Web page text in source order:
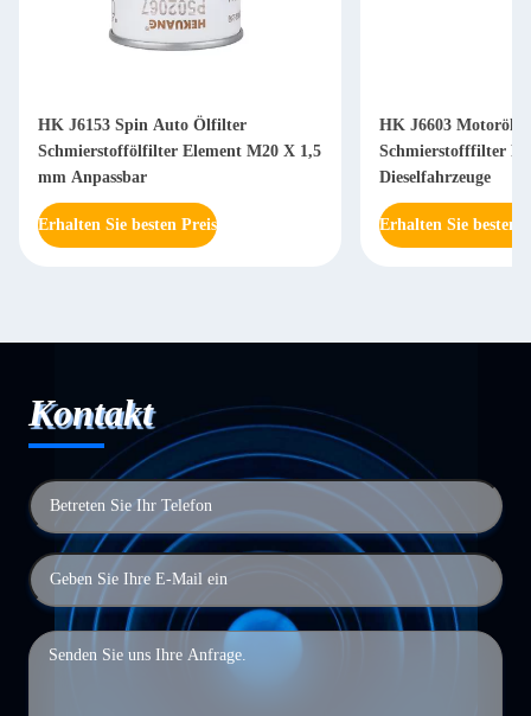
HK J6153 Spin Auto Ölfilter
Schmierstoffölfilter Element M20 X 1,5
mm Anpassbar
Erhalten Sie besten Preis
HK J6603
Schmierstofffilter
Dieselfahrzeuge
Erhalten Sie besten
Kontakt